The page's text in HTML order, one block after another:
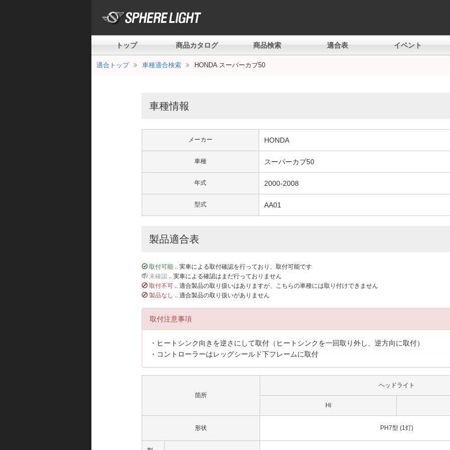
トップ 商品カタログ 商品検索 適合表 イベント
適合トップ 車種適合検索 HONDA スーパーカブ50
車種情報
メーカー HONDA
車種 スーパーカブ50
年式 2000-2008
型式 AA01
製品適合表
取付可能 .. 実車による取付確認を行っており、取付可能です
未確認 .. 実車による確認はまだ行っておりません
取付不可 .. 適合製品の取り扱いはありますが、こちらの車種には取り付けできません
製品なし .. 適合製品の取り扱いがありません
取付注意事項
・ヒートシンク向きを逆さにして取付（ヒートシンクを一回取り外し、逆方向に取付）
・コントローラーはレッグシールド下フレームに取付
箇所
ヘッドライト
Hi
形状 PH7型 (1灯)